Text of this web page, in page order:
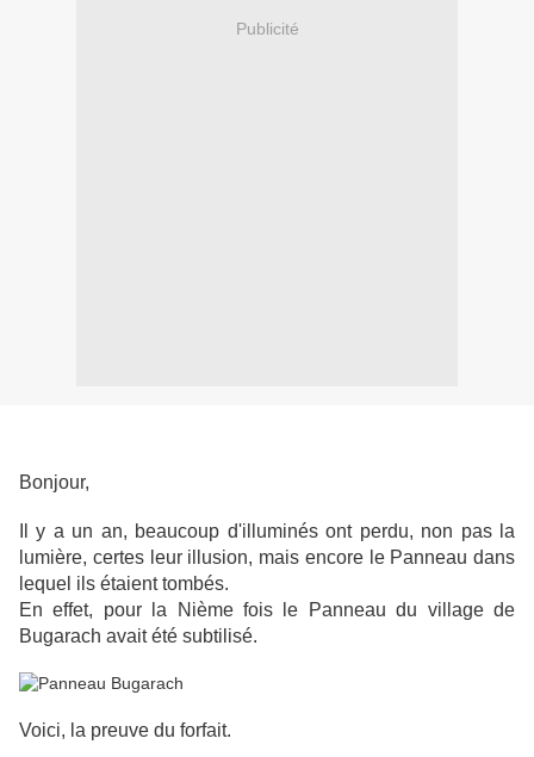
Publicité
Bonjour,
Il y a un an, beaucoup d'illuminés ont perdu, non pas la
lumière, certes leur illusion, mais encore le Panneau dans
lequel ils étaient tombés.
En effet, pour la Nième fois le Panneau du village de
Bugarach avait été subtilisé.
Voici, la preuve du forfait.